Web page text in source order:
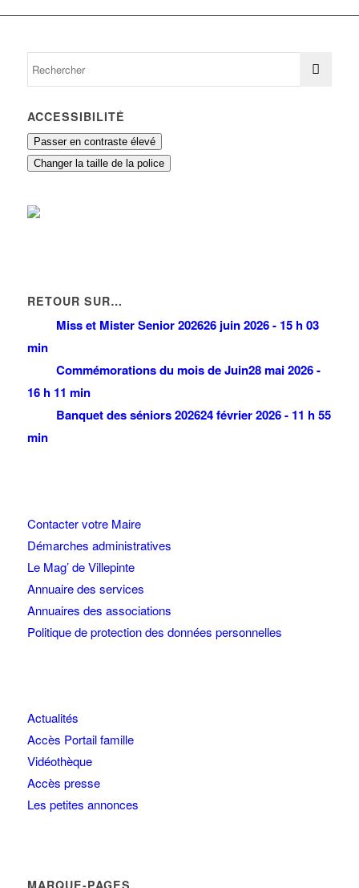
ACCESSIBILITÉ
Passer en contraste élevé
Changer la taille de la police
RETOUR SUR…
Miss et Mister Senior 202626 juin 2026 - 15 h 03
min
Commémorations du mois de Juin28 mai 2026 -
16 h 11 min
Banquet des séniors 202624 février 2026 - 11 h 55
min
Contacter votre Maire
Démarches administratives
Le Mag’ de Villepinte
Annuaire des services
Annuaires des associations
Politique de protection des données personnelles
Actualités
Accès Portail famille
Vidéothèque
Accès presse
Les petites annonces